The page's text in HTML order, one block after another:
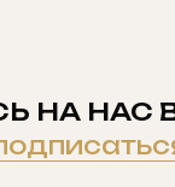
НАС В